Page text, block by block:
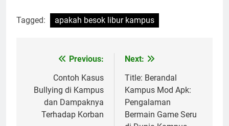
Tagged: apakah besok libur kampus
navigation
Previous:
Contoh Kasus
Bullying di Kampus
dan Dampaknya
Terhadap Korban
Next:
Title: Berandal
Kampus Mod Apk:
Pengalaman
Bermain Game Seru